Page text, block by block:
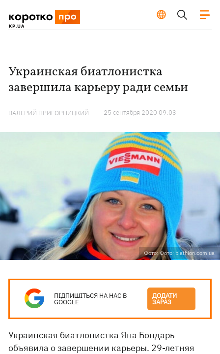
Украинская биатлонистка
завершила карьеру ради семьи
ВАЛЕРИЙ ПРИГОРНИЦКИЙ 25 сентября 2020 09:03
Фото: Фото: biathlon.com.ua
ПІДПИШІТЬСЯ НА НАС В
GOOGLE
ДОДАТИ
ЗАРАЗ
Украинская биатлонистка Яна Бондарь
объявила о завершении карьеры. 29-летняя